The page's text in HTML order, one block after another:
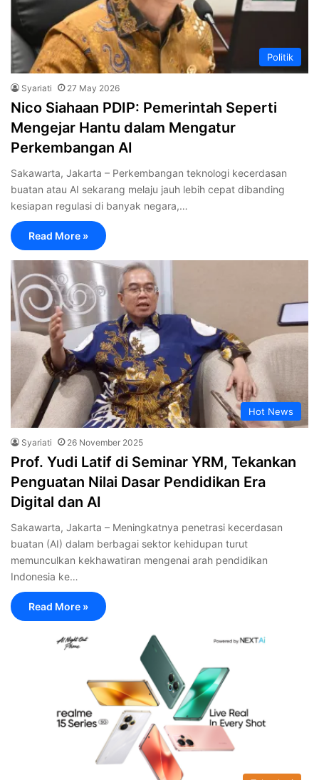
Politik
Syariati 27 May 2026
Nico Siahaan PDIP: Pemerintah Seperti
Mengejar Hantu dalam Mengatur
Perkembangan AI
Sakawarta, Jakarta – Perkembangan teknologi kecerdasan
buatan atau AI sekarang melaju jauh lebih cepat dibanding
kesiapan regulasi di banyak negara,…
Read More »
Hot News
Syariati 26 November 2025
‎Prof. Yudi Latif di Seminar YRM, Tekankan
Penguatan Nilai Dasar Pendidikan Era
Digital dan AI
Sakawarta, Jakarta – Meningkatnya penetrasi kecerdasan
buatan (AI) dalam berbagai sektor kehidupan turut
memunculkan kekhawatiran mengenai arah pendidikan
Indonesia ke…
Read More »